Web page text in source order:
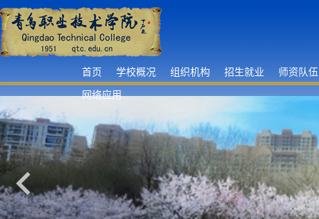
首页 学校概况 组织机构 招生就业
师资队伍
网络应用